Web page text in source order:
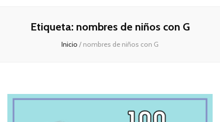
Etiqueta: nombres de niños con G
Inicio / nombres de niños con G